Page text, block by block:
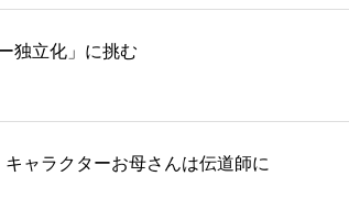
独立化」に挑む
ャラクターお母さんは伝道師に